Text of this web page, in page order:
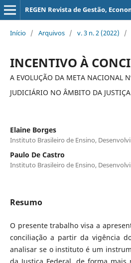
REGEN Revista de Gestão,
Início / Arquivos / v. 3 n. 2 (2022) /
INCENTIVO À
A EVOLUÇÃO DA META NACIONAL
JUDICIÁRIO NO ÂMBITO DA JUSTIÇA
Elaine Borges
Instituto Brasileiro de Ensino,
Paulo De Castro
Instituto Brasileiro de Ensino,
Resumo
O presente trabalho visa a
conciliação a partir da vigência
analisar se o instituto é um